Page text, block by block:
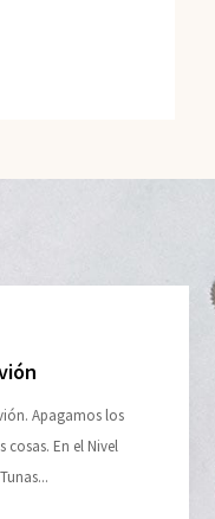
Apagamos los
cosas. En el Nivel